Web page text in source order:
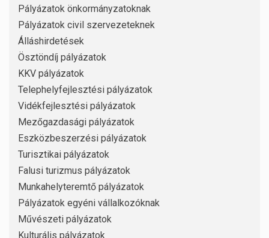
Pályázatok önkormányzatoknak
Pályázatok civil szervezeteknek
Álláshirdetések
Ösztöndíj pályázatok
KKV pályázatok
Telephelyfejlesztési pályázatok
Vidékfejlesztési pályázatok
Mezőgazdasági pályázatok
Eszközbeszerzési pályázatok
Turisztikai pályázatok
Falusi turizmus pályázatok
Munkahelyteremtő pályázatok
Pályázatok egyéni vállalkozóknak
Művészeti pályázatok
Kulturális pályázatok